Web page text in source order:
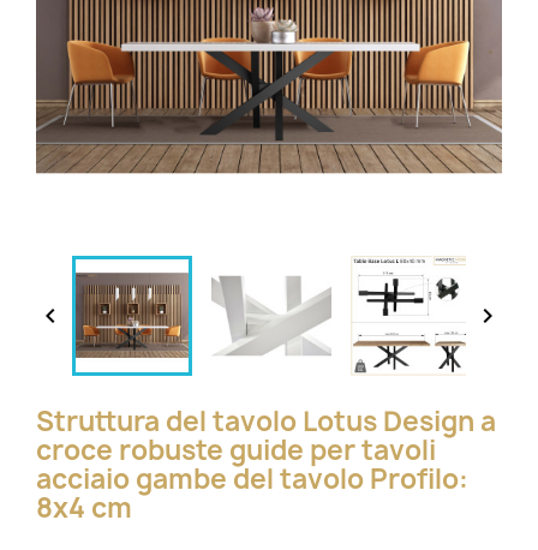
 
Struttura del tavolo Lotus Design a
croce robuste guide per tavoli
acciaio gambe del tavolo Profilo:
8x4 cm